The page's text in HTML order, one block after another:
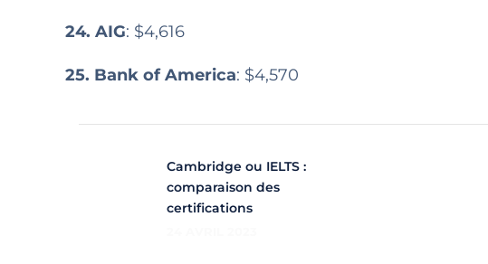
24. AIG: $4,616
25. Bank of America: $4,570
Cambridge ou IELTS :
comparaison des
certifications